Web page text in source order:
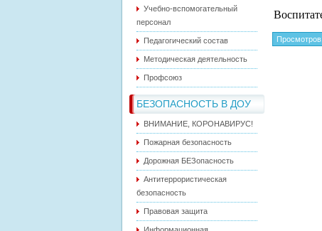
Учебно-вспомогательный
персонал
Педагогический состав
Методическая деятельность
Профсоюз
БЕЗОПАСНОСТЬ В ДОУ
ВНИМАНИЕ, КОРОНАВИРУС!
Пожарная безопасность
Дорожная БЕЗопасность
Антитеррористическая
безопасность
Правовая защита
Просмотров